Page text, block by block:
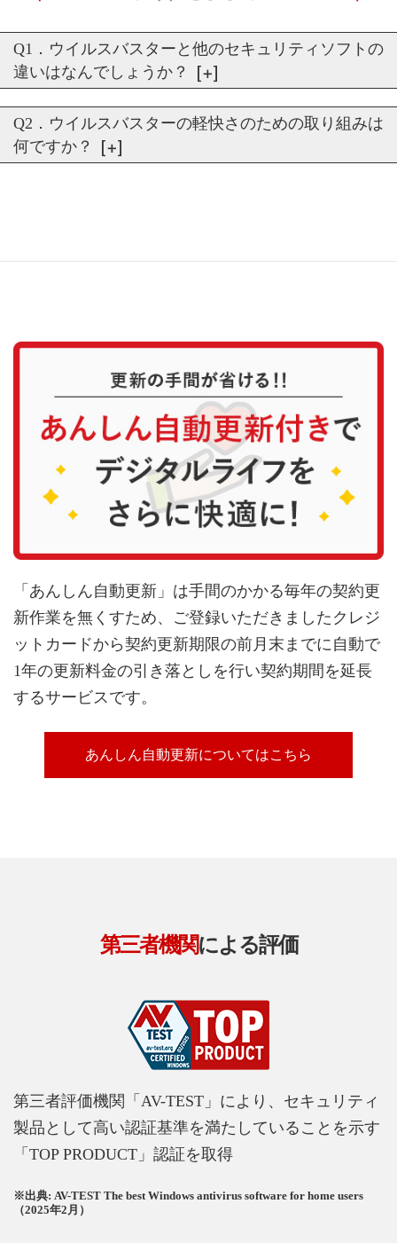
Q1．ウイルスバスターと他のセキュリティソフトの
違いはなんでしょうか？
Q2．ウイルスバスターの軽快さのための取り組みは
何ですか？
「あんしん自動更新」は手間のかかる毎年の契約更
新作業を無くすため、ご登録いただきましたクレジ
ットカードから契約更新期限の前月末までに自動で
1年の更新料金の引き落としを行い契約期間を延長
するサービスです。
あんしん自動更新についてはこちら
第三者機関による評価
第三者評価機関「AV-TEST」により、セキュリティ
製品として高い認証基準を満たしていることを示す
「TOP PRODUCT」認証を取得
※出典: AV-TEST The best Windows antivirus software for home users
（2025年2月）